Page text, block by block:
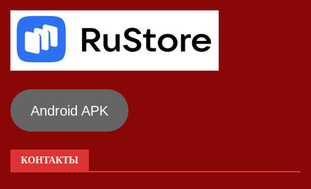
Android APK
КОНТАКТЫ